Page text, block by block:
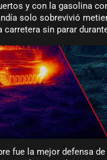
y con la gasolina
solo sobrevivió
carretera sin parar
fue la mejor defensa